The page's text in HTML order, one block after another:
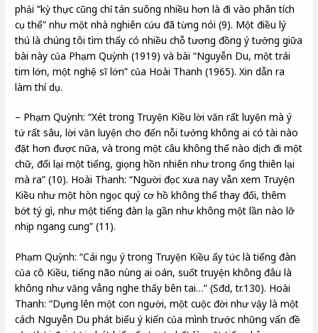
phải “kỳ thực cũng chỉ tán suông nhiều hơn là đi vào phân tích
cụ thể” như một nhà nghiên cứu đã từng nói (9). Một điều lý
thú là chúng tôi tìm thấy có nhiều chỗ tương đồng ý tưởng giữa
bài này của Phạm Quỳnh (1919) và bài “Nguyễn Du, một trái
tim lớn, một nghệ sĩ lớn” của Hoài Thanh (1965). Xin dẫn ra
làm thí dụ.
– Phạm Quỳnh: “Xét trong Truyện Kiều lời văn rất luyện mà ý
tứ rất sâu, lời văn luyện cho đến nỗi tưởng không ai có tài nào
đặt hơn được nữa, và trong một câu không thể nào dịch đi một
chữ, đổi lại một tiếng, giọng hồn nhiên như trong ống thiên lại
mà ra” (10). Hoài Thanh: “Người đọc xưa nay vẫn xem Truyện
Kiều như một hòn ngọc quý cơ hồ không thể thay đổi, thêm
bớt tý gì, như một tiếng đàn lạ gần như không một lần nào lỡ
nhịp ngang cung” (11).
Phạm Quỳnh: “Cái ngụ ý trong Truyện Kiều ấy tức là tiếng đàn
của cô Kiều, tiếng não nùng ai oán, suốt truyện không đâu là
không như văng vẳng nghe thấy bên tai…” (Sđd, tr.130). Hoài
Thanh: “Dựng lên một con người, một cuộc đời như vậy là một
cách Nguyễn Du phát biểu ý kiến của mình trước những vấn đề